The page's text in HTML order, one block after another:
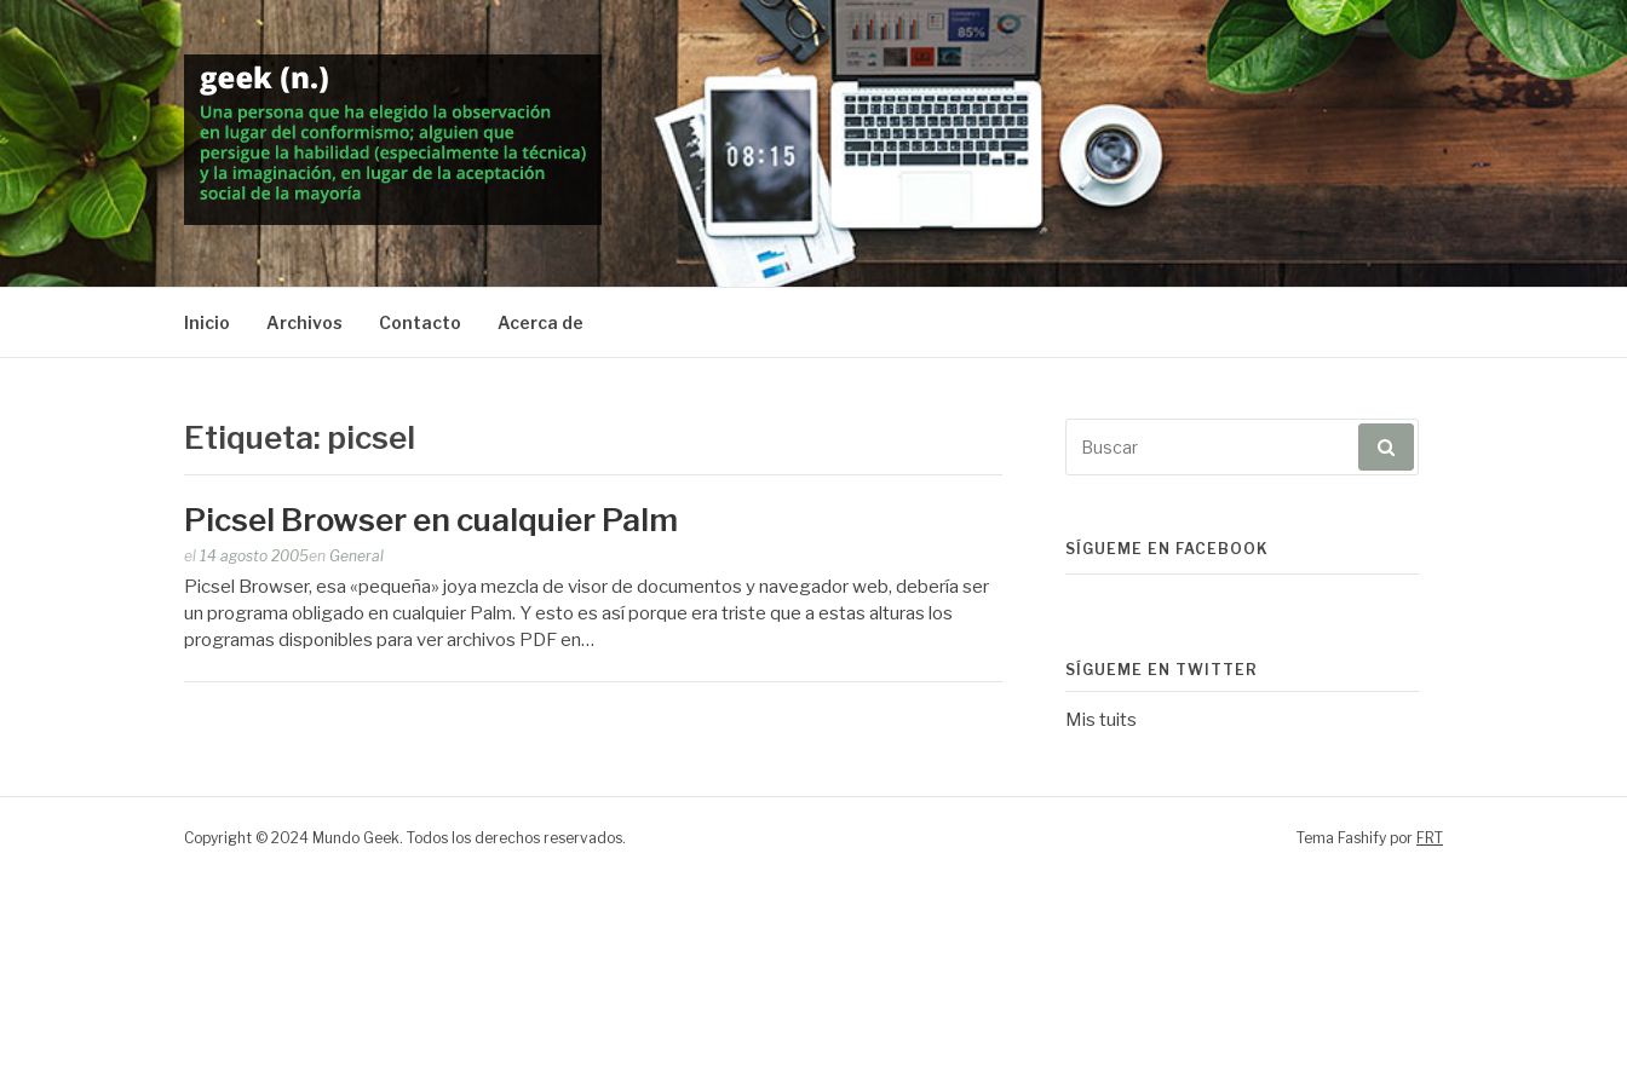
al
contenido
MUNDO GEEK
Vida inteligente en la geekosfera
Inicio Archivos Contacto Acerca de
Etiqueta: picsel
Picsel Browser en cualquier Palm
Publicado
por
el 14 agosto 2005en General
Picsel Browser, esa «pequeña» joya mezcla de visor de documentos y navegador web, debería ser
un programa obligado en cualquier Palm. Y esto es así porque era triste que a estas alturas los
programas disponibles para ver archivos PDF en…
por:
SÍGUEME EN FACEBOOK
SÍGUEME EN TWITTER
Mis tuits
Copyright © 2024 Mundo Geek. Todos los derechos reservados. Tema Fashify por FRT